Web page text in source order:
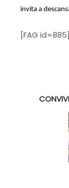
invita a
[FAG id=885]